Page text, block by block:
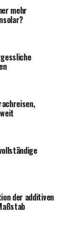
ist
gängigen
So entzieht
insbesondere
mit
„. Anne
Karriere auf
macht.
mehr
der additiven